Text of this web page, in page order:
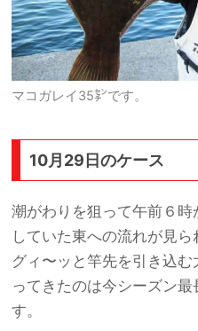
マコガレイ35㌢です。
10月29日のケース
潮がわりを狙って午前６
していた東への流れが見ら
グィ〜ッと竿先を引き込
ってきたのは今シーズン
す。